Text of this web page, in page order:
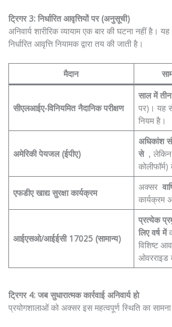
ट्रिगर 3: निर्धारित आवृत्तियों पर (अनुसूची)
अनिवार्य शारीरिक व्यायाम एक बार की घटना नहीं है।
निर्धारित आवृत्ति नियामक द्वारा तय की जाती है।
मैदान
सीएलआईए-विनियमित नैदानिक ​​परीक्षण
साल में तीन
पर)। यह
नियम है।
अमेरिकी पेयजल (ईपीए)
अधिकांश
से, लेकिन
एफडीए खाद्य सुरक्षा कार्यक्रम
अक्सर
कार्यक्रम
आईएसओ/आईईसी 17025 (सामान्य)
प्रत्येक
लिए वर्ष में
विशिष्ट
ओवरराइड
ट्रिगर 4: जब सुधारात्मक कार्रवाई अनिवार्य हो
प्रयोगशालाओं को अक्सर इस महत्वपूर्ण स्थिति का